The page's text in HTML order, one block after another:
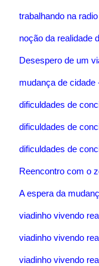
trabalhando na radio
noção da realidade
Desespero de um
mudança de cidade
dificuldades de
dificuldades de
dificuldades de
Reencontro com o
A espera da
viadinho vivendo
viadinho vivendo
viadinho vivendo